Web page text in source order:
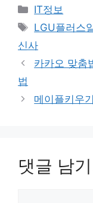
카
테
리
IT정보
태
그
LGU플러스
신사
카카오 맞춤
법
메이플키우
댓글 남